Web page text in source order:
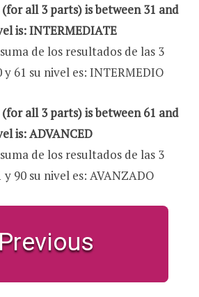
all 3 parts) is between 31 and
is: INTERMEDIATE
de los resultados de las 3
61 su nivel es: INTERMEDIO
all 3 parts) is between 61 and
is: ADVANCED
de los resultados de las 3
90 su nivel es: AVANZADO
Previous